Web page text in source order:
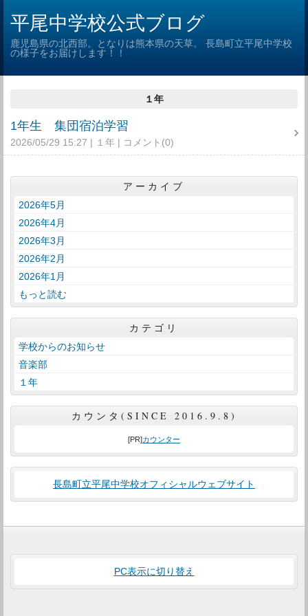
平尾中学校公式ブログ
鹿児島県の北西部。となりは熊本県の天草。 長島町立平尾中学校
の様子をお届けします！！
１年
1年生 集団宿泊学習
2026/05/29 15:27 １年 コメント(0)
アーカイブ
2026年5月
2026年4月
2026年3月
2026年2月
2026年1月
もっと読む
カテゴリ
学校からのお知らせ
音楽部
１年
カウンタ(SINCE 2016.9.8)
[PR]カウンター
長島町立平尾中学校オフィシャルウェブサイト
PC表示に切り替え